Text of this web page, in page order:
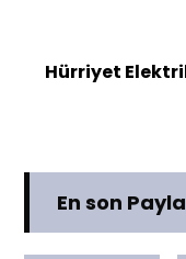
Hürriyet
En son